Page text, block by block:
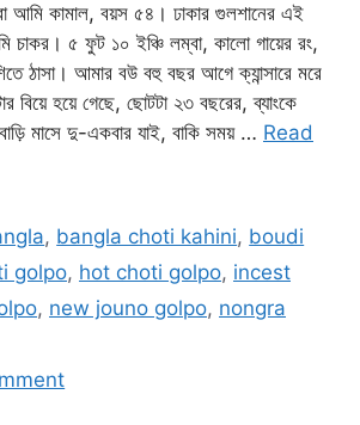
আমি কামাল, বয়স ৫৪। ঢাকার গুলশানের এই
চাকর। ৫ ফুট ১০ ইঞ্চি লম্বা, কালো গায়ের রং,
ঠাসা। আমার বউ বহু বছর আগে ক্যান্সারে মরে
বিয়ে হয়ে গেছে, ছোটটা ২৩ বছরের, ব্যাংকে
মাসে দু-একবার যাই, বাকি সময় … Read
, bangla choti kahini, boudi
golpo, hot choti golpo, incest
, new jouno golpo, nongra